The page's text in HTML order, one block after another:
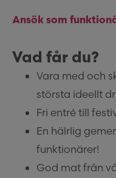
Ansök som
Vad får du?
Vara med och
största ideellt
Fri entré till
En hälrlig
funktionärer!
God mat från